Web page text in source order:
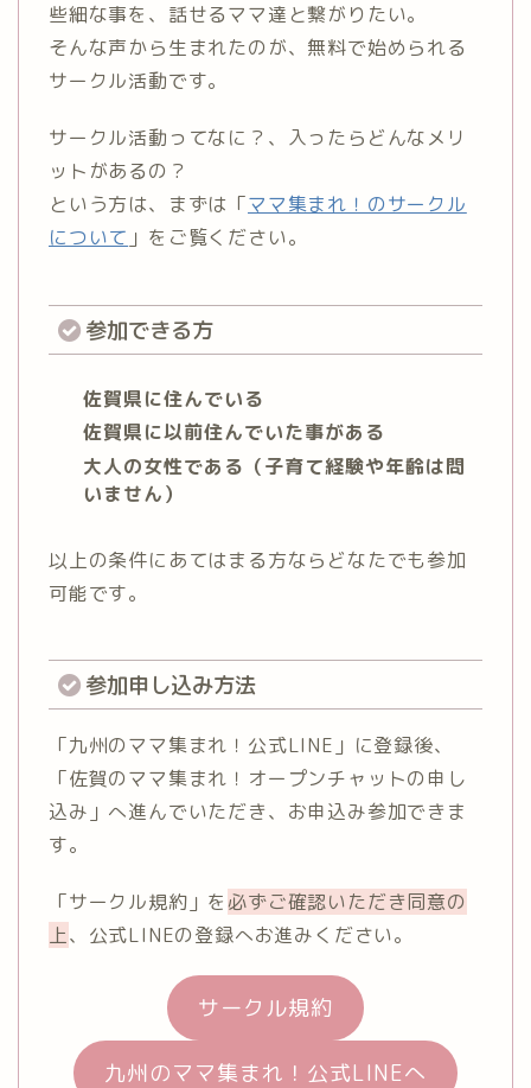
些細な事を、話せるママ達と繋がりたい。
そんな声から生まれたのが、無料で始められる
サークル活動です。
サークル活動ってなに？、入ったらどんなメリ
ットがあるの？
という方は、まずは「ママ集まれ！のサークル
について 」をご覧ください。
参加できる方
佐賀県に住んでいる
佐賀県に以前住んでいた事がある
大人の女性である（子育て経験や年齢は問
いません）
以上の条件にあてはまる方ならどなたでも参加
可能です。
参加申し込み方法
「九州のママ集まれ！公式LINE」に登録後、
「佐賀のママ集まれ！オープンチャットの申し
込み」へ進んでいただき、お申込み参加できま
す。
「サークル規約」を 必ずご確認いただき同意の
上、公式LINEの登録へお進みください。
サークル規約
九州のママ集まれ！公式LINEへ